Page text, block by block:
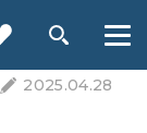
2025.04.28